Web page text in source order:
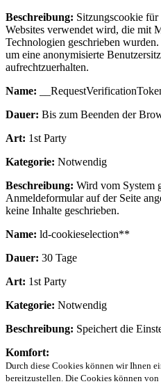
Beschreibung: Sitzungscookie
Websites verwendet wird, die mit
Technologien geschrieben
um eine anonymisierte
aufrechtzuerhalten.
Name:
Dauer: Bis zum Beenden der
Art: 1st Party
Kategorie: Notwendig
Beschreibung: Wird vom System
Anmeldeformular auf der Seite
keine Inhalte geschrieben.
Name: ld-cookieselection**
Dauer: 30 Tage
Art: 1st Party
Kategorie: Notwendig
Beschreibung: Speichert die
Komfort:
Durch diese Cookies können wir Ihnen
bereitzustellen. Die Cookies können